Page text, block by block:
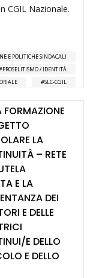
CGIL Nazionale.
E POLITICHE SINDACALI
PROSELITISMO / IDENTITÀ
SLC-CGIL
FORMAZIONE
LA
– RETE
E LA
DEI
E DELLE
E DELLO
E DELLO